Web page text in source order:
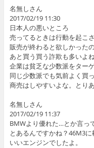
名無しさん
2017/02/19 11:30
日本人の悪いところ
売ってるときは行動を起こ
販売が終わると欲しかった
あと買う買う詐欺も多いよね
企業は貧乏な少数派をター
同じ少数派でも気前よく買
商売はしやすいよな。とり
名無しさん
2017/02/19 11:37
BMWより優れた…とか言っ
とあるんですかね？46M3
いいエンジンでしたよ。